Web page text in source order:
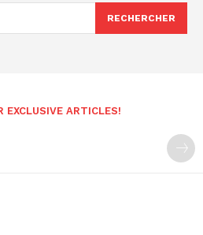
RECHERCHER
EXCLUSIVE ARTICLES!